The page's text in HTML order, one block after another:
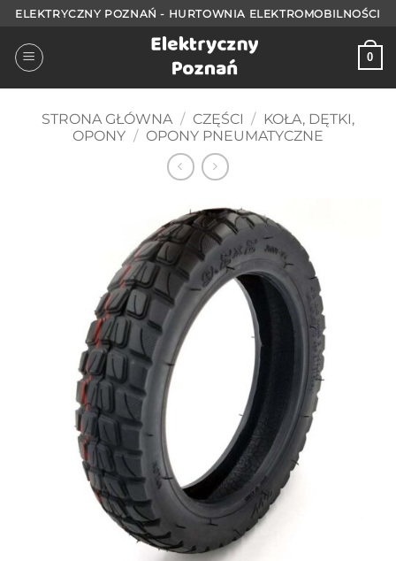
Przejdź
treści
ELEKTRYCZNY POZNAŃ - HURTOWNIA ELEKTROMOBILNOŚCI
0
STRONA GŁÓWNA / CZĘŚCI / KOŁA, DĘTKI,
OPONY / OPONY PNEUMATYCZNE